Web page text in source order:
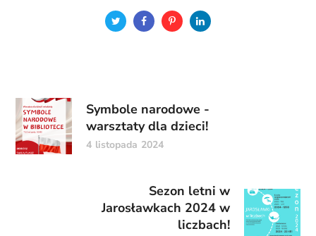
Symbole narodowe -
warsztaty dla dzieci!
4 listopada 2024
Sezon letni w
Jarosławkach 2024 w
liczbach!